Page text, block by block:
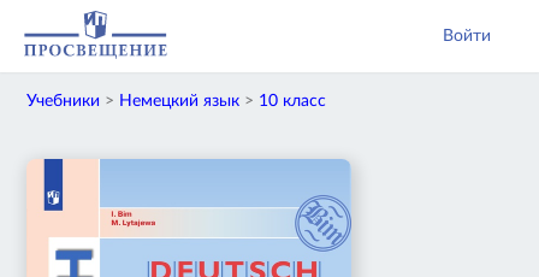
Войти
Учебники > Немецкий язык > 10 класс